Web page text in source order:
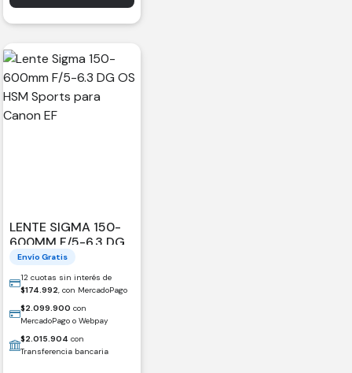
LENTE SIGMA 150-
600MM F/5-6.3 DG
OS HSM SPORTS
PARA CANON EF
Envío Gratis
12 cuotas sin interés de
$174.992, con MercadoPago
$2.099.900 con
MercadoPago o Webpay
$2.015.904 con
Transferencia bancaria